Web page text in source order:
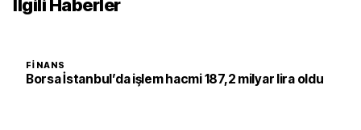
İlgili Haberler
FINANS
Borsa İstanbul’da işlem hacmi 187,2 milyar lira oldu